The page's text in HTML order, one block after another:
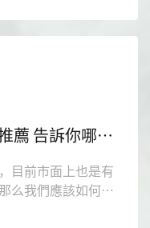
面膜OEM代加工貼牌廠家推薦 告訴你哪家值得你選擇
目前市面上也是有
么我們應該如何選